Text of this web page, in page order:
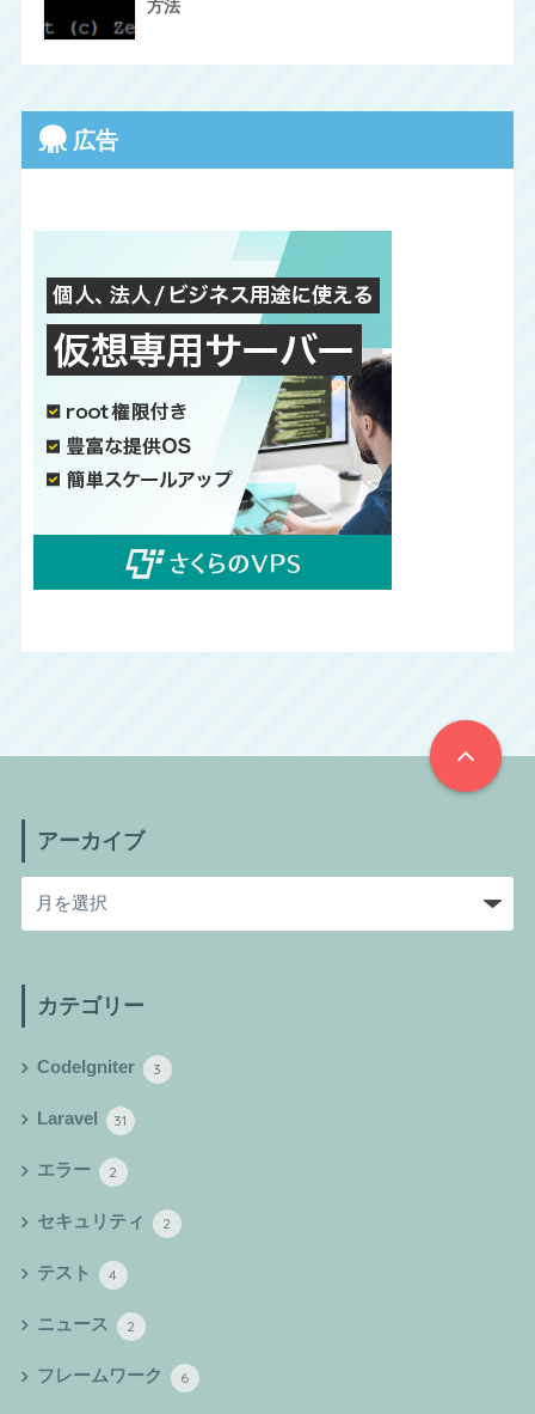
方法
広告
アーカイブ
カテゴリー
CodeIgniter 3
Laravel 31
エラー 2
セキュリティ 2
テスト 4
ニュース 2
フレームワーク 6